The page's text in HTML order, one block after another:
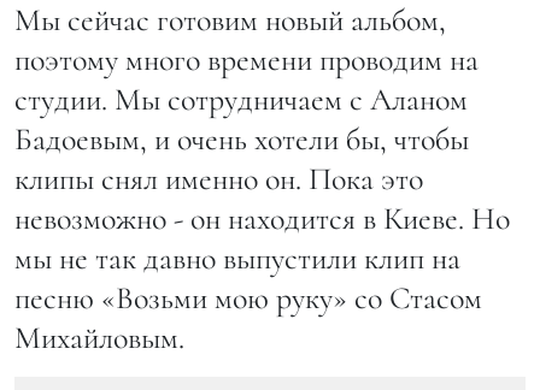
Мы сейчас готовим новый альбом,
поэтому много времени проводим на
студии. Мы сотрудничаем с Аланом
Бадоевым, и очень хотели бы, чтобы
клипы снял именно он. Пока это
невозможно - он находится в Киеве. Но
мы не так давно выпустили клип на
песню «Возьми мою руку» со Стасом
Михайловым.